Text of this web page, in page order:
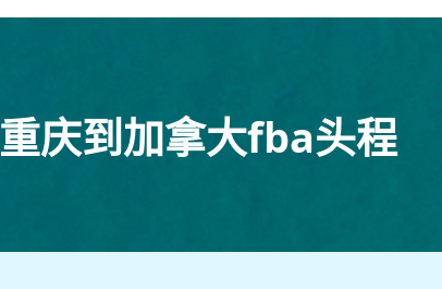
重庆到加拿大fba头程